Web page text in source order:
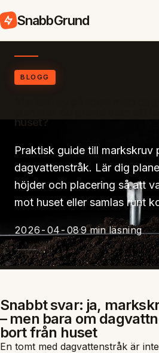
SnabbGrund
BLOGG
huset?
Praktisk guide till markskruv
dagvattenstråk. Lär dig
höjder och placering så att
mot huset eller samlas runt
2026-04-089 min läsning
Snabbt svar: ja,
– men bara om
bort från huset
En tomt med dagvattenstråk är